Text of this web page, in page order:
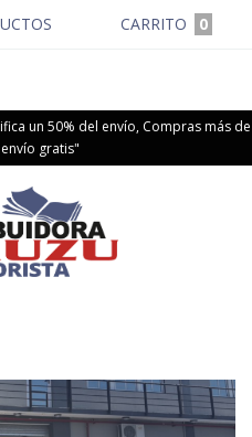
CARRITO 0
un 50% del envío, Compras más de
gratis"